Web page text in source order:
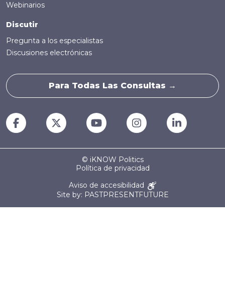
Webinarios
Discutir
Pregunta a los especialistas
Discusiones electrónicas
Para Todas Las Consultas →
© iKNOW Politics
Política de privacidad
Aviso de accesibilidad
Site by: PASTPRESENTFUTURE